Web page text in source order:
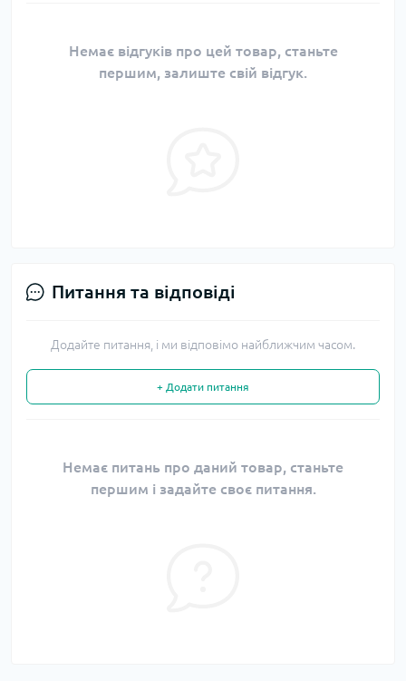
Немає відгуків про цей товар, станьте
першим, залиште свій відгук.
Питання та відповіді
Додайте питання, і ми відповімо найближчим часом.
+ Додати питання
Немає питань про даний товар, станьте
першим і задайте своє питання.